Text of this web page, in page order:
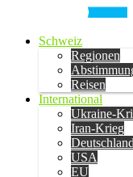
Schweiz
Regionen
Reisen
International
Ukraine-
Iran-Krieg
Deutschland
USA
EU